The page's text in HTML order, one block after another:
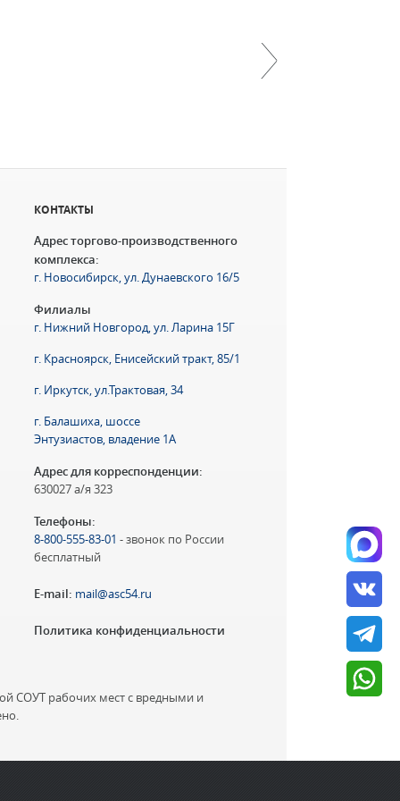
КОНТАКТЫ
Адрес торгово-производственного
комплекса:
г. Новосибирск, ул. Дунаевского 16/5
Филиалы
г. Нижний Новгород, ул. Ларина 15Г
г. Красноярск, Енисейский тракт, 85/1
г. Иркутск, ул.Трактовая, 34
г. Балашиха, шоссе
Энтузиастов, владение 1А
Адрес для корреспонденции:
630027 а/я 323
Телефоны:
8-800-555-83-01 - звонок по России
бесплатный
E-mail: mail@asc54.ru
Политика конфиденциальности
СОУТ рабочих мест с вредными и